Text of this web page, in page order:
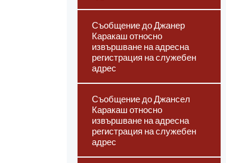
Съобщение до Джанер
Каракаш относно
извършване на адресна
регистрация на служебен
адрес
Съобщение до Джансел
Каракаш относно
извършване на адресна
регистрация на служебен
адрес